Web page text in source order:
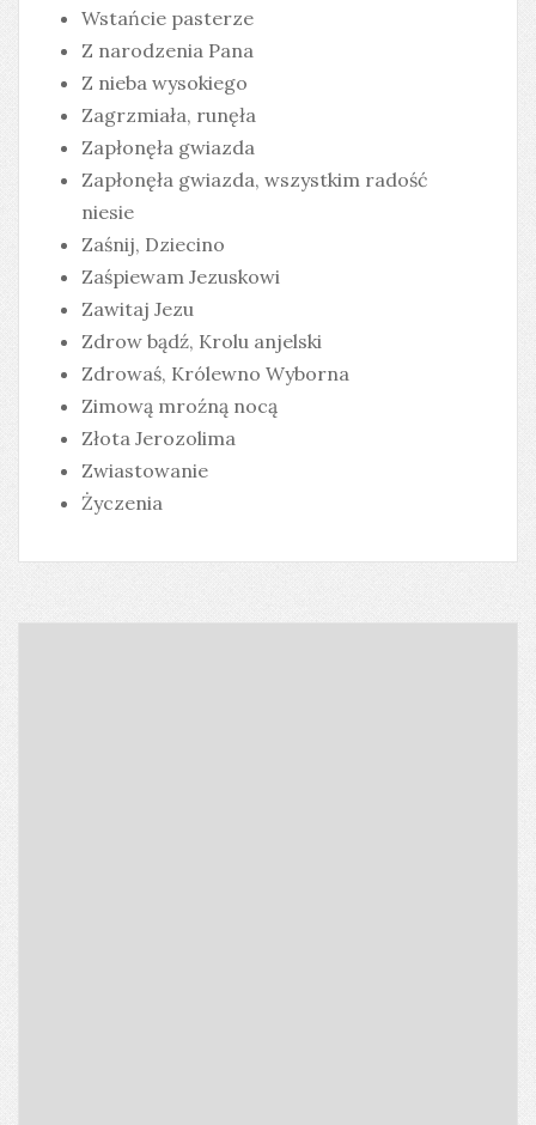
Wstańcie pasterze
Z narodzenia Pana
Z nieba wysokiego
Zagrzmiała, runęła
Zapłonęła gwiazda
Zapłonęła gwiazda, wszystkim radość
niesie
Zaśnij, Dziecino
Zaśpiewam Jezuskowi
Zawitaj Jezu
Zdrow bądź, Krolu anjelski
Zdrowaś, Królewno Wyborna
Zimową mroźną nocą
Złota Jerozolima
Zwiastowanie
Życzenia